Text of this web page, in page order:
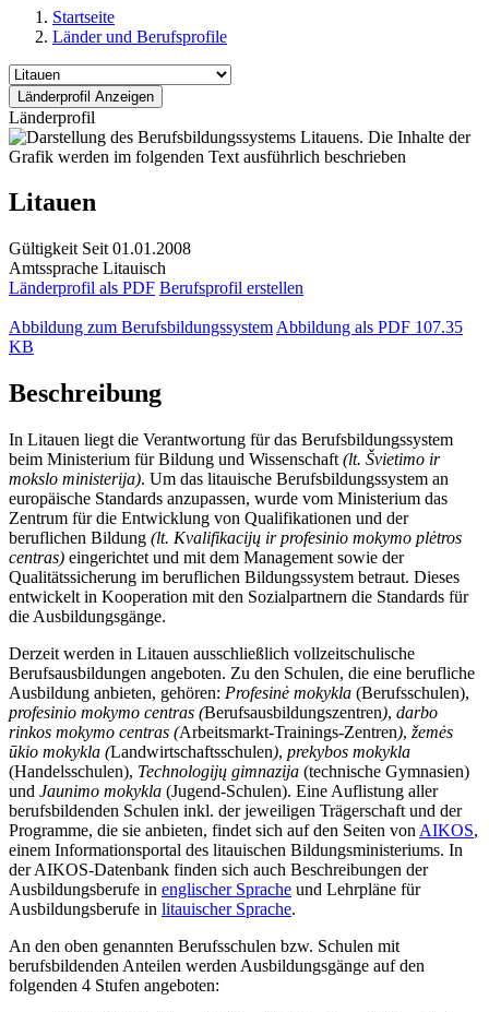
Startseite
Länder und Berufsprofile
Länderprofil
Litauen
Gültigkeit Seit 01.01.2008
Amtssprache Litauisch
Länderprofil als PDF Berufsprofil erstellen
Abbildung zum Berufsbildungssystem Abbildung als PDF 107.35
KB
Beschreibung
In Litauen liegt die Verantwortung für das Berufsbildungssystem
beim Ministerium für Bildung und Wissenschaft (lt. Švietimo ir
mokslo ministerija). Um das litauische Berufsbildungssystem an
europäische Standards anzupassen, wurde vom Ministerium das
Zentrum für die Entwicklung von Qualifikationen und der
beruflichen Bildung (lt. Kvalifikacijų ir profesinio mokymo plėtros
centras) eingerichtet und mit dem Management sowie der
Qualitätssicherung im beruflichen Bildungssystem betraut. Dieses
entwickelt in Kooperation mit den Sozialpartnern die Standards für
die Ausbildungsgänge.
Derzeit werden in Litauen ausschließlich vollzeitschulische
Berufsausbildungen angeboten. Zu den Schulen, die eine berufliche
Ausbildung anbieten, gehören: Profesinė mokykla (Berufsschulen),
profesinio mokymo centras (Berufsausbildungszentren), darbo
rinkos mokymo centras (Arbeitsmarkt-Trainings-Zentren), žemės
ūkio mokykla (Landwirtschaftsschulen), prekybos mokykla
(Handelsschulen), Technologijų gimnazija (technische Gymnasien)
und Jaunimo mokykla (Jugend-Schulen). Eine Auflistung aller
berufsbildenden Schulen inkl. der jeweiligen Trägerschaft und der
Programme, die sie anbieten, findet sich auf den Seiten von AIKOS,
einem Informationsportal des litauischen Bildungsministeriums. In
der AIKOS-Datenbank finden sich auch Beschreibungen der
Ausbildungsberufe in englischer Sprache und Lehrpläne für
Ausbildungsberufe in litauischer Sprache.
An den oben genannten Berufsschulen bzw. Schulen mit
berufsbildenden Anteilen werden Ausbildungsgänge auf den
folgenden 4 Stufen angeboten: